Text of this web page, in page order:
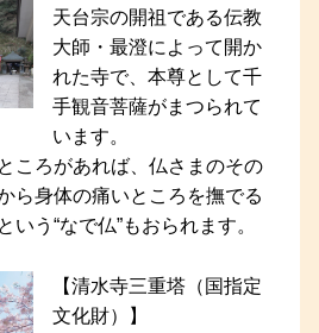
天台宗の開祖である伝教
大師・最澄によって開か
れた寺で、本尊として千
手観音菩薩がまつられて
います。
ころがあれば、仏さまのその
ら身体の痛いところを撫でる
いう“なで仏”もおられます。
【清水寺三重塔（国指定
文化財）】